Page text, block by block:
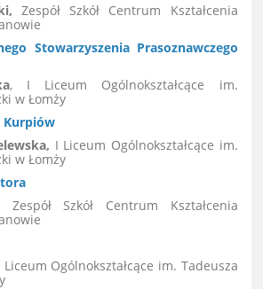
Zespół Szkół Centrum Kształcenia
Stowarzyszenia Prasoznawczego
, I Liceum Ogólnokształcące im.
w Łomży
Kurpiów
I Liceum Ogólnokształcące im.
w Łomży
Zespół Szkół Centrum Kształcenia
Liceum Ogólnokształcące im. Tadeusza